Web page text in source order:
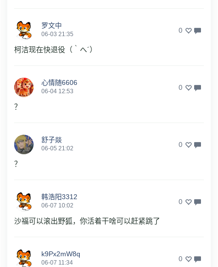
罗文中
06-03 21:35 0
柯洁现在快退役（｀へ´）
心情随6606
06-04 12:53 0
？
舒子燚
06-05 21:02 0
？
韩浩阳3312
06-07 10:02 0
沙福可以滚出野狐，你活着干啥可以赶紧跳了
k9Px2mW8q
06-07 11:34 0